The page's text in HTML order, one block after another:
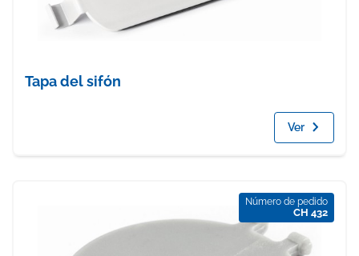
Tapa del sifón
Ver
Número de pedido
CH 432